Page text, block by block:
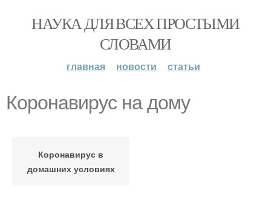
НАУКА ДЛЯ ВСЕХ ПРОСТЫМИ
СЛОВАМИ
главная новости статьи
Коронавирус на дому
Коронавирус в
домашних условиях